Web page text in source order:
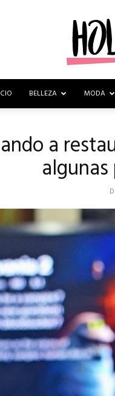
BELLEZA MODA
a